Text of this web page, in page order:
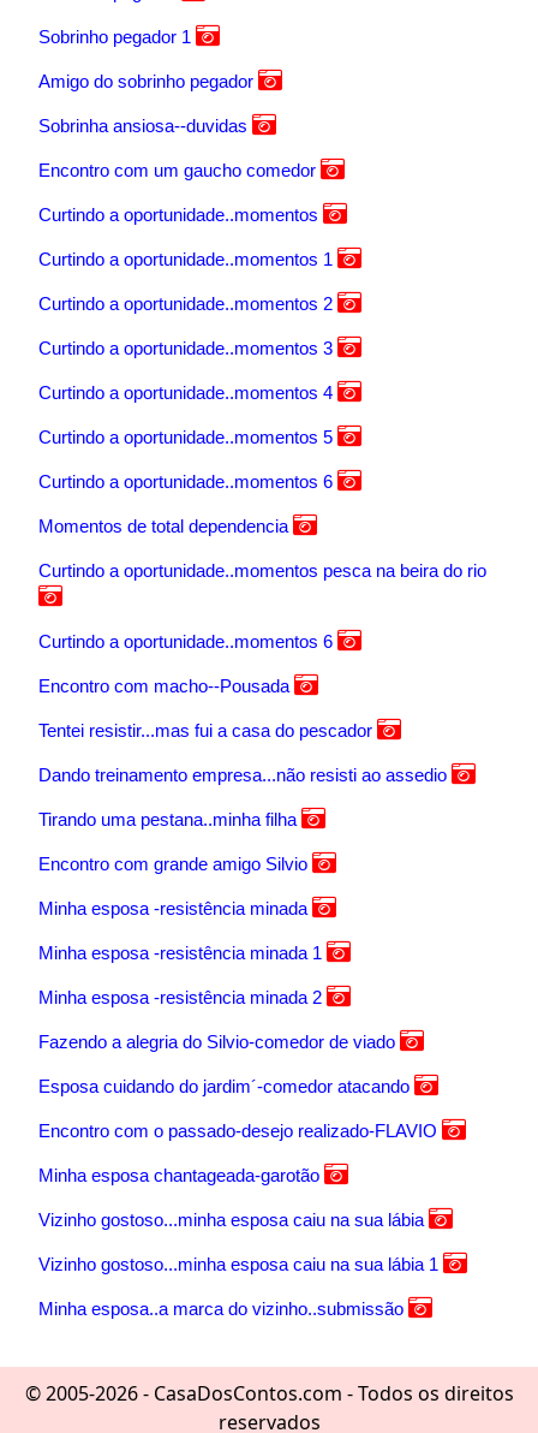
Sobrinho pegador 1
Amigo do sobrinho pegador
Sobrinha ansiosa--duvidas
Encontro com um gaucho comedor
Curtindo a oportunidade..momentos
Curtindo a oportunidade..momentos 1
Curtindo a oportunidade..momentos 2
Curtindo a oportunidade..momentos 3
Curtindo a oportunidade..momentos 4
Curtindo a oportunidade..momentos 5
Curtindo a oportunidade..momentos 6
Momentos de total dependencia
Curtindo a oportunidade..momentos pesca na beira do rio
Curtindo a oportunidade..momentos 6
Encontro com macho--Pousada
Tentei resistir...mas fui a casa do pescador
Dando treinamento empresa...não resisti ao assedio
Tirando uma pestana..minha filha
Encontro com grande amigo Silvio
Minha esposa -resistência minada
Minha esposa -resistência minada 1
Minha esposa -resistência minada 2
Fazendo a alegria do Silvio-comedor de viado
Esposa cuidando do jardim´-comedor atacando
Encontro com o passado-desejo realizado-FLAVIO
Minha esposa chantageada-garotão
Vizinho gostoso...minha esposa caiu na sua lábia
Vizinho gostoso...minha esposa caiu na sua lábia 1
Minha esposa..a marca do vizinho..submissão
© 2005-2026 - CasaDosContos.com - Todos os direitos
reservados